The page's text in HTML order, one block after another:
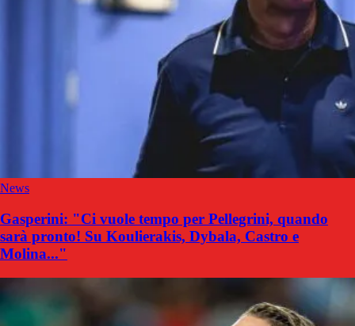
News
Gasperini: "Ci vuole tempo per Pellegrini, quando
sarà pronto! Su Koulierakis, Dybala, Castro e
Molina..."